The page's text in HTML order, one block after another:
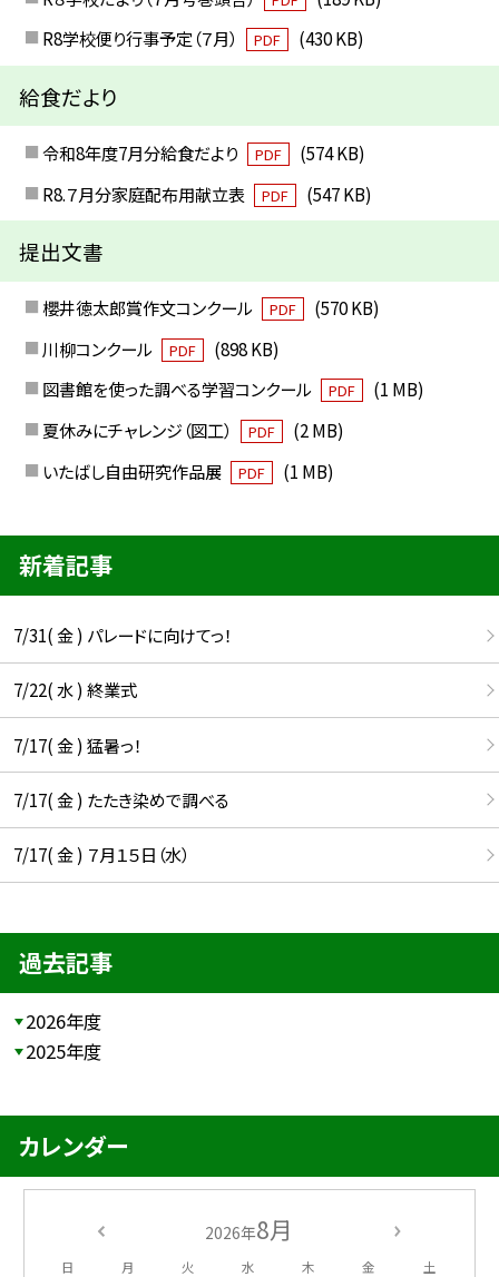
R8学校便り行事予定（７月）
PDF (430 KB)
給食だより
令和8年度7月分給食だより PDF
(574 KB)
R8.７月分家庭配布用献立表
PDF (547 KB)
提出文書
櫻井徳太郎賞作文コンクール PDF
(570 KB)
川柳コンクール
PDF
(898 KB)
図書館を使った調べる学習コンクール
PDF
(1 MB)
夏休みにチャレンジ（図工）
PDF
(2 MB)
いたばし自由研究作品展
PDF (1 MB)
新着記事
7/31( 金 ) パレードに向けてっ！
7/22( 水 ) 終業式
7/17( 金 ) 猛暑っ！
7/17( 金 ) たたき染めで調べる
7/17( 金 ) ７月１５日（水）
過去記事
2026年度
2025年度
カレンダー
2026年8月
日 月 火 水 木 金 土